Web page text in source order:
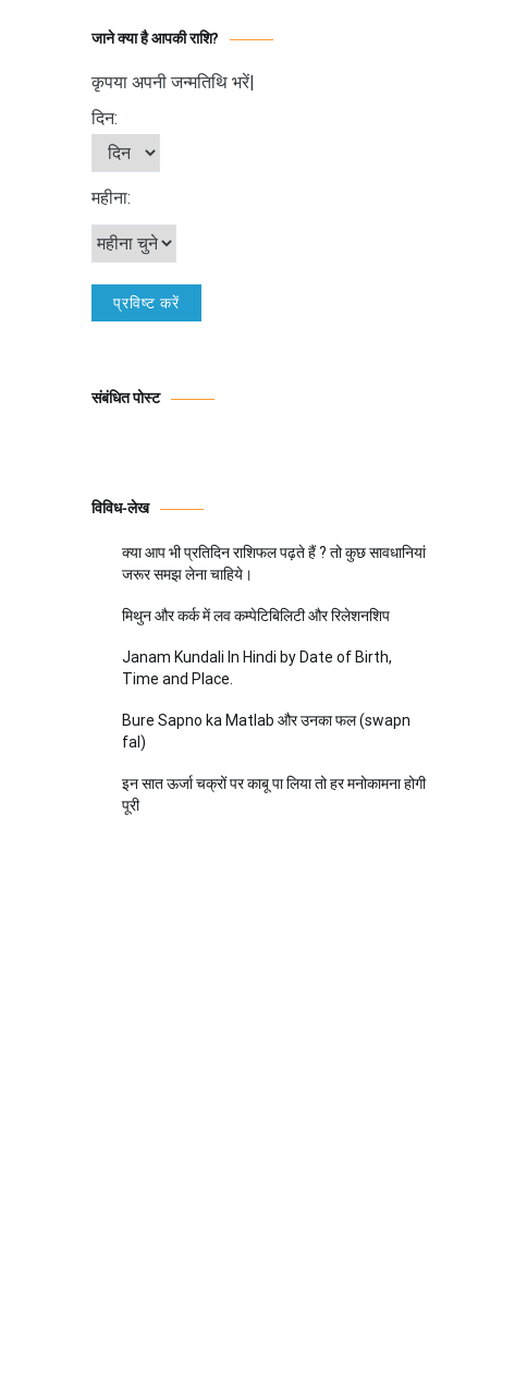
जाने क्या है आपकी राशि?
कृपया अपनी जन्मतिथि भरें|
दिन:
महीना:
संबंधित पोस्ट
विविध-लेख
क्या आप भी प्रतिदिन राशिफल पढ़ते हैं ? तो कुछ सावधानियां
जरूर समझ लेना चाहिये।
मिथुन और कर्क में लव कम्पेटिबिलिटी और रिलेशनशिप
Janam Kundali In Hindi by Date of Birth,
Time and Place.
Bure Sapno ka Matlab और उनका फल (swapn
fal)
इन सात ऊर्जा चक्रों पर काबू पा लिया तो हर मनोकामना होगी
पूरी